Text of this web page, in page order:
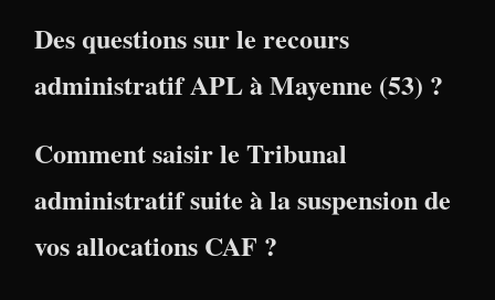
Des questions sur le recours
administratif APL à Mayenne (53) ?
Comment saisir le Tribunal
administratif suite à la suspension de
vos allocations CAF ?